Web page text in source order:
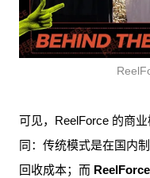
可见，ReelForce 的商
同：传统模式是在国内
回收成本；而